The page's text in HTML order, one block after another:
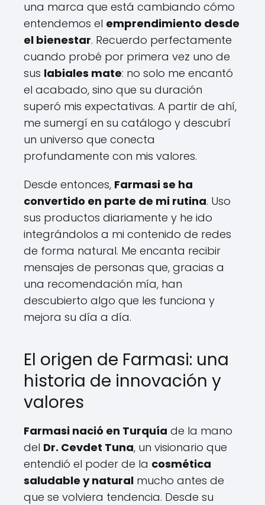
una marca que está cambiando cómo
entendemos el emprendimiento desde
el bienestar. Recuerdo perfectamente
cuando probé por primera vez uno de
sus labiales mate: no solo me encantó
el acabado, sino que su duración
superó mis expectativas. A partir de ahí,
me sumergí en su catálogo y descubrí
un universo que conecta
profundamente con mis valores.
Desde entonces, Farmasi se ha
convertido en parte de mi rutina. Uso
sus productos diariamente y he ido
integrándolos a mi contenido de redes
de forma natural. Me encanta recibir
mensajes de personas que, gracias a
una recomendación mía, han
descubierto algo que les funciona y
mejora su día a día.
El origen de Farmasi: una
historia de innovación y
valores
Farmasi nació en Turquía de la mano
del Dr. Cevdet Tuna, un visionario que
entendió el poder de la cosmética
saludable y natural mucho antes de
que se volviera tendencia. Desde su